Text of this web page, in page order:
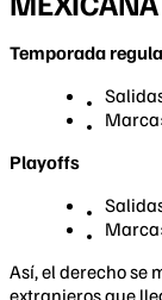
Temporada
Playoffs
Así, el derecho se
extranjeros que